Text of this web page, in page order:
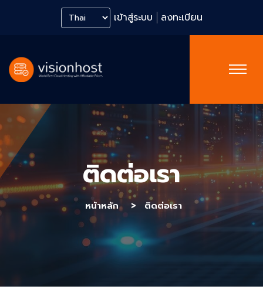
เข้าสู่ระบบ ลงทะเบียน
ติดต่อเรา
หน้าหลัก ติดต่อเรา